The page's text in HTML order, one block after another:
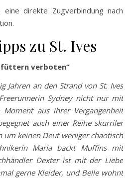
direkte Zugverbindung nach
zu St. Ives
füttern verboten“
Jahren an den Strand von St. Ives
Sydney nicht nur mit
Moment aus ihrer Vergangenheit
auch einer Reihe skurriler
um keinen Deut weniger chaotisch
Maria backt Muffins mit
Dexter ist mit der Liebe
gerne Kleider, und Belle wohnt